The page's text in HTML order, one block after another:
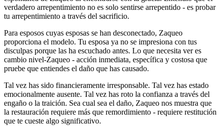
verdadero arrepentimiento no es solo sentirse arrepentido - es probar
tu arrepentimiento a través del sacrificio.
Para esposos cuyas esposas se han desconectado, Zaqueo
proporciona el modelo. Tu esposa ya no se impresiona con tus
disculpas porque las ha escuchado antes. Lo que necesita ver es
cambio nivel-Zaqueo - acción inmediata, específica y costosa que
pruebe que entiendes el daño que has causado.
Tal vez has sido financieramente irresponsable. Tal vez has estado
emocionalmente ausente. Tal vez has roto la confianza a través del
engaño o la traición. Sea cual sea el daño, Zaqueo nos muestra que
la restauración requiere más que remordimiento - requiere restitución
que te cueste algo significativo.